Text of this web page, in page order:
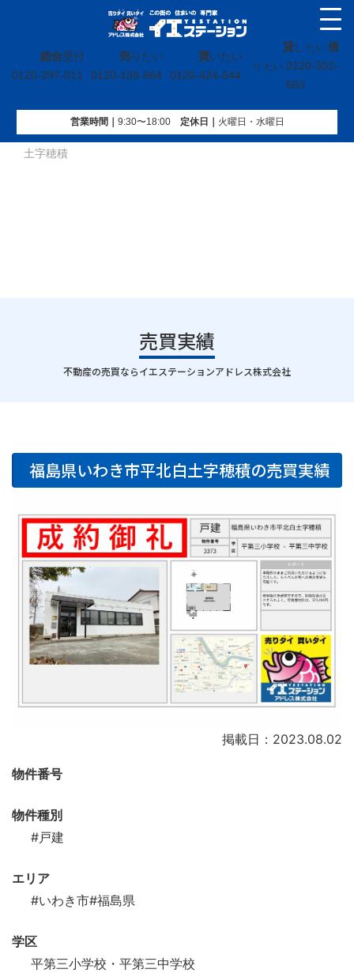
総合受付
0120-297-011
売りたい
0120-139-664
買いたい
0120-424-544
貸し たい 借
り たい 0120-302-
563
営業時間｜ 9:30〜18:00定休⽇｜ 火曜⽇・水曜⽇
イエステーション»売買実績»戸建»福島県いわき市平北白
土字穂積
売買実績
｜
不動産の売買ならイエステーションアドレス株式会社
福島県いわき市平北白土字穂積の売買実績
掲載日：2023.08.02
物件番号
物件種別
#戸建
エリア
#いわき市#福島県
学区
平第三小学校・平第三中学校